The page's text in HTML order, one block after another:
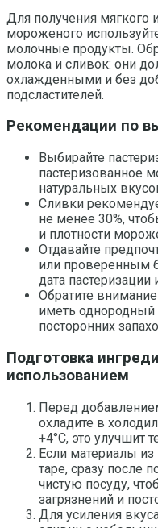
Для получения мягкого
мороженого
молочные продукты.
молока и сливок: они
охлажденными и без
подсластителей.
Рекомендации по
Выбирайте
пастеризованное
натуральных
Сливки
не менее 30%,
и плотности
Отдавайте
или проверенным
дата пастеризации
Обратите
иметь однородный
посторонних
Подготовка
использованием
Перед
охладите в
+4°С, это улучшит
Если материалы
таре, сразу после
чистую посуду,
загрязнений и
Для усиления